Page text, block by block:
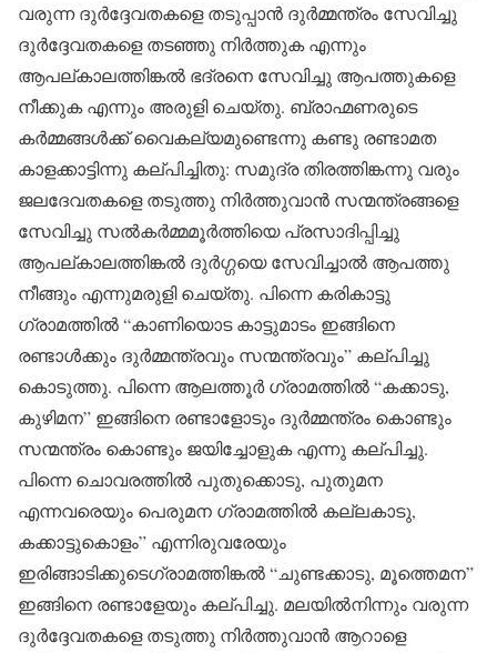
വരുന്ന ദുർദ്ദേവതകളെ തടുപ്പാൻ ദുർമ്മന്ത്രം സേവിച്ചു
ദുർദ്ദേവതകളെ തടഞ്ഞു നിർത്തുക എന്നും
ആപല്കാലത്തിങ്കൽ ഭദ്രനെ സേവിച്ചു ആപത്തുകളെ
നീക്കുക എന്നും അരുളി ചെയ്തു. ബ്രാഹ്മണരുടെ
കർമ്മങ്ങൾക്ക് വൈകല്യമുണ്ടെന്നു കണ്ടു രണ്ടാമത
കാളക്കാട്ടിന്നു കല്പിച്ചിതു: സമുദ്ര തിരത്തിങ്കന്നു വരും
ജലദേവതകളെ തടുത്തു നിർത്തുവാൻ സന്മന്ത്രങ്ങളെ
സേവിച്ചു സൽകർമ്മമൂർത്തിയെ പ്രസാദിപ്പിച്ചു
ആപല്കാലത്തിങ്കൽ ദുർഗ്ഗയെ സേവിച്ചാൽ ആപത്തു
നീങ്ങും എന്നുമരുളി ചെയ്തു. പിന്നെ കരികാട്ടു
ഗ്രാമത്തിൽ “കാണിയൊട കാട്ടുമാടം ഇങ്ങിനെ
രണ്ടാൾക്കും ദുർമ്മന്ത്രവും സന്മന്ത്രവും” കല്പിച്ചു
കൊടുത്തു. പിന്നെ ആലത്തൂർ ഗ്രാമത്തിൽ “കക്കാടു,
കുഴിമന” ഇങ്ങിനെ രണ്ടാളോടും ദുർമ്മന്ത്രം കൊണ്ടും
സന്മന്ത്രം കൊണ്ടും ജയിച്ചോളുക എന്നു കല്പിച്ചു.
പിന്നെ ചൊവരത്തിൽ പുതുക്കൊടു, പുതുമന
എന്നവരെയും പെരുമന ഗ്രാമത്തിൽ കല്ലകാടു,
കക്കാട്ടുകൊളം” എന്നിരുവരേയും
ഇരിങ്ങാടിക്കുടെഗ്രാമത്തിങ്കൽ “ചുണ്ടക്കാടു, മൂത്തെമന”
ഇങ്ങിനെ രണ്ടാളേയും കല്പിച്ചു. മലയിൽനിന്നും വരുന്ന
ദുർദ്ദേവതകളെ തടുത്തു നിർത്തുവാൻ ആറാളെ